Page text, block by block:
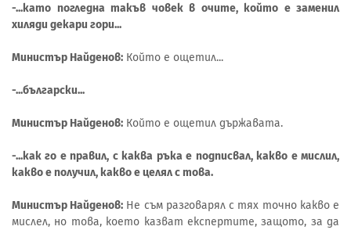
-...като погледна такъв човек в очите, който е заменил
хиляди декари гори...
Министър Найденов: Който е ощетил...
-...български...
Министър Найденов: Който е ощетил държавата.
-...как го е правил, с каква ръка е подписвал, какво е мислил,
какво е получил, какво е целял с това.
Министър Найденов: Не съм разговарял с тях точно какво е
мислел, но това, което казват експертите, защото, за да